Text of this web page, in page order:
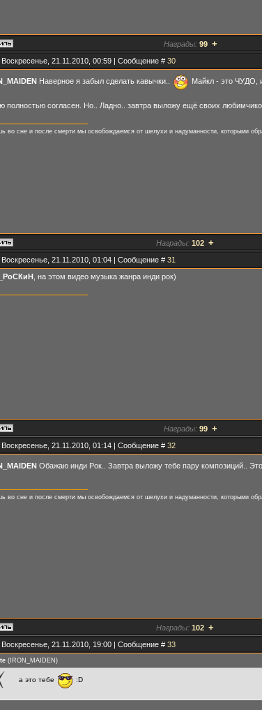
Награды: 99 +
Воскресенье, 21.11.2010, 00:59 | Сообщение # 30
Наверное я забыл сделать кавычки.. Майкл - это ЧУДО,
полностью согласен. Но.. Ладно.. завтра выложу ещё своих
во сне и после смерти мы освобождаемся от шелухи и надуманности, которыми
Награды: 102 +
Воскресенье, 21.11.2010, 01:04 | Сообщение # 31
, на этом видео музыка жанра инди рок)
Награды: 99 +
Воскресенье, 21.11.2010, 01:14 | Сообщение # 32
Обажаю инди Рок.. Завтра выложу тебе пару композиций..
во сне и после смерти мы освобождаемся от шелухи и надуманности, которыми
Награды: 102 +
Воскресенье, 21.11.2010, 19:00 | Сообщение # 33
(IRON_MAIDEN )
а это тебе :D